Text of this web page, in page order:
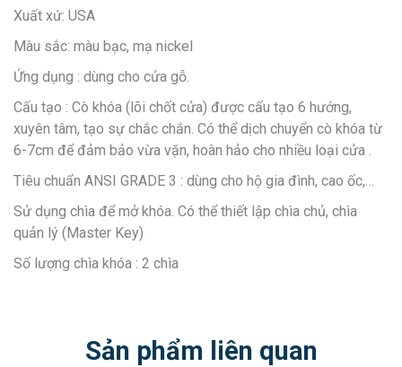
Xuất xứ: USA
Màu sắc: màu bạc, mạ nickel
Ứng dụng : dùng cho cửa gỗ.
Cấu tạo : Cò khóa (lõi chốt cửa) được cấu tạo 6 hướng,
xuyên tâm, tạo sự chắc chắn. Có thể dịch chuyển cò khóa từ
6-7cm để đảm bảo vừa vặn, hoàn hảo cho nhiều loại cửa .
Tiêu chuẩn ANSI GRADE 3 : dùng cho hộ gia đình, cao ốc,…
Sử dụng chìa để mở khóa. Có thể thiết lập chìa chủ, chìa
quản lý (Master Key)
Số lượng chìa khóa : 2 chìa
Sản phẩm liên quan